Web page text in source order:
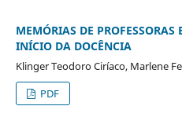
MEMÓRIAS DE PROFESSORAS
INÍCIO DA DOCÊNCIA
Klinger Teodoro Ciríaco, Marlene
PDF